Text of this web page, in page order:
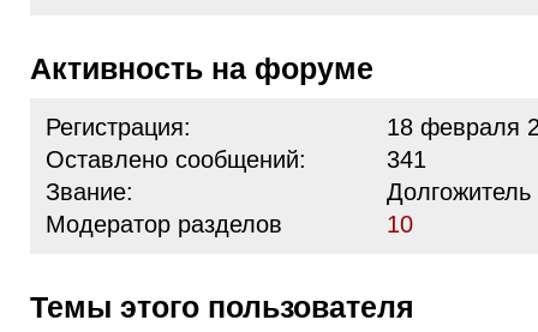
Активность на форуме
Регистрация:
18 февраля
Оставлено сообщений:
341
Звание:
Модератор разделов
10
Темы этого пользователя